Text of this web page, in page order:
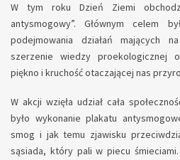
W tym roku Dzień Ziemi
antysmogowy”. Głównym celem
podejmowania działań mających
szerzenie wiedzy proekologicznej
piękno i kruchość otaczającej nas
W akcji wzięła udział cała
było wykonanie plakatu
smog i jak temu zjawisku
sąsiada, który pali w piecu